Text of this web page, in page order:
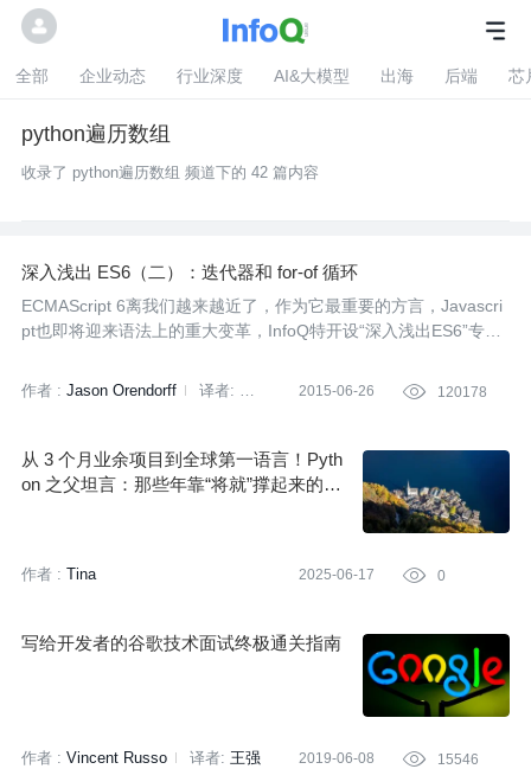
全部 企业动态 行业深度 AI&大模型 出海 后端 芯
python遍历数组
收录了 python遍历数组 频道下的 42 篇内容
深入浅出 ES6（二）：迭代器和 for-of 循环
ECMAScript 6离我们越来越近了，作为它最重要的方言，Javascri
pt也即将迎来语法上的重大变革，InfoQ特开设“深入浅出ES6”专
a Web开发者博客，由作者授权翻译并发布。
作者 : Jason Orendorff
译者:
2015-06-26  120178
从 3 个月业余项目到全球第一语言！Pyth
on 之父坦言：那些年靠“将就”撑起来的代
作者 : Tina 2025-06-17  0
写给开发者的谷歌技术面试终极通关指南
作者 : Vincent Russo 译者: 王强 2019-06-08  15546